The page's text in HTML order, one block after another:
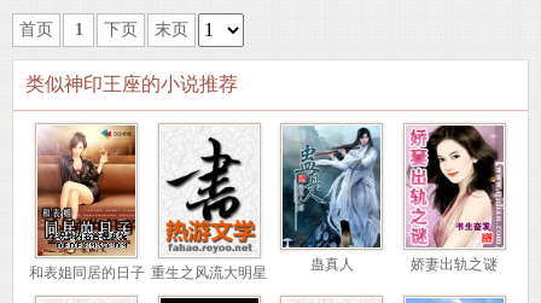
首页 1 下页 末页
类似神印王座的小说推荐
和表姐同居的日子 重生之风流大明星 蛊真人 娇妻出轨之谜